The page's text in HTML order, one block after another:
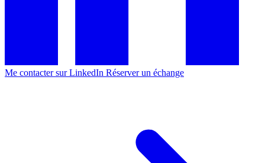
Me contacter sur LinkedIn Réserver un échange